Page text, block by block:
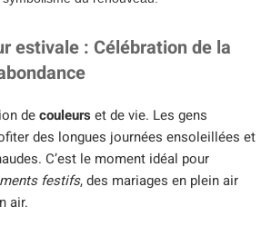
estivale : Célébration de la
decouleurset de vie. Les gens
des longues journées ensoleillées et
C’est le moment idéal pour
festifs, des mariages en plein air
air.